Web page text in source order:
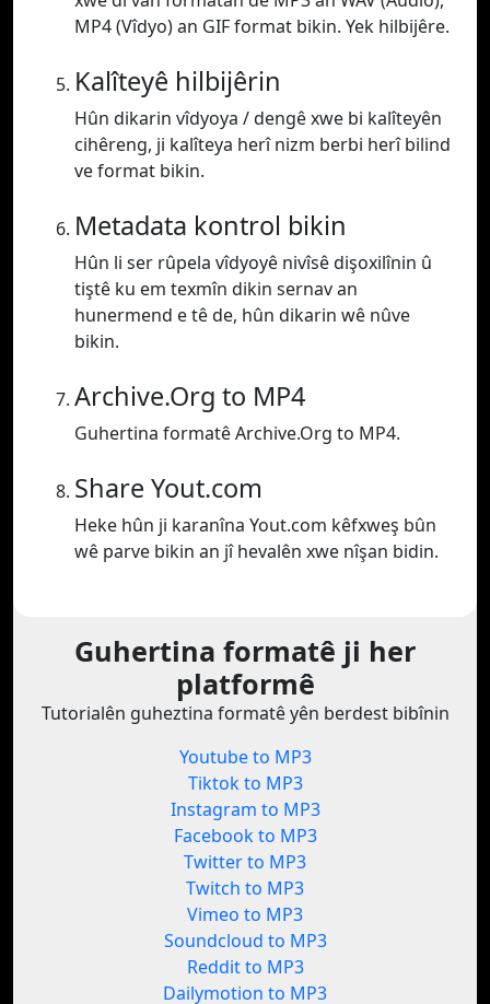
MP4 (Vîdyo) an GIF format bikin. Yek hilbijêre.
Kalîteyê hilbijêrin
Hûn dikarin vîdyoya / dengê xwe bi kalîteyên
cihêreng, ji kalîteya herî nizm berbi herî bilind
ve format bikin.
Metadata kontrol bikin
Hûn li ser rûpela vîdyoyê nivîsê dişoxilînin û
tiştê ku em texmîn dikin sernav an
hunermend e tê de, hûn dikarin wê nûve
bikin.
Archive.Org to MP4
Guhertina formatê Archive.Org to MP4.
Share Yout.com
Heke hûn ji karanîna Yout.com kêfxweş bûn
wê parve bikin an jî hevalên xwe nîşan bidin.
Guhertina formatê ji her
platformê
Tutorialên guheztina formatê yên berdest bibînin
Youtube to MP3
Tiktok to MP3
Instagram to MP3
Facebook to MP3
Twitter to MP3
Twitch to MP3
Vimeo to MP3
Soundcloud to MP3
Reddit to MP3
Dailymotion to MP3